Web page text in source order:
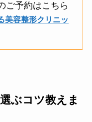
ご予約はこちら
美容整形クリニッ
ぶコツ教えま